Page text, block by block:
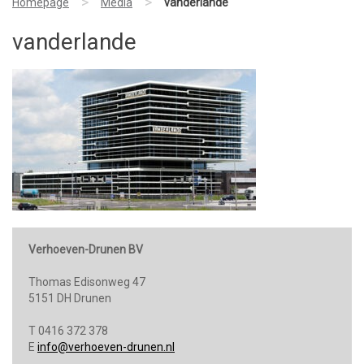
vanderlande
Verhoeven-Drunen BV
Thomas Edisonweg 47
5151 DH Drunen
T 0416 372 378
E info@verhoeven-drunen.nl